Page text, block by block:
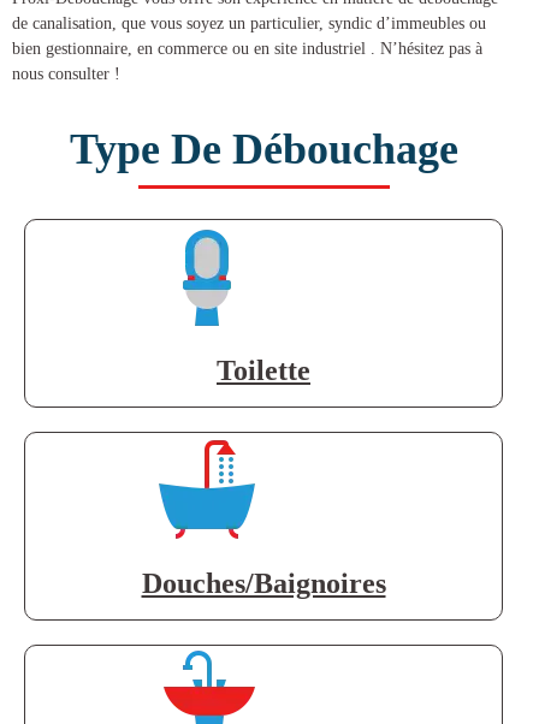
de canalisation , que vous soyez un particulier, syndic d’immeubles ou
bien gestionnaire, en commerce ou en site industriel . N’hésitez pas à
nous consulter !
Type De Débouchage
Toilette
Douches/Baignoires